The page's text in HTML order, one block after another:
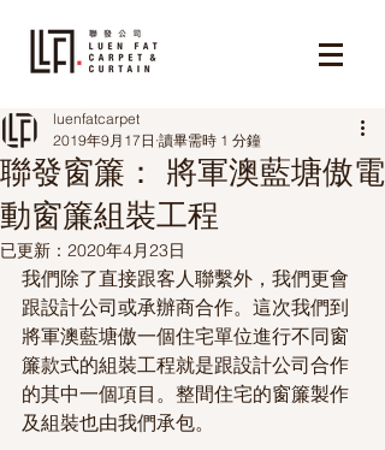
聯發窗簾： 將軍澳藍塘傲電
動窗簾組裝工程
luenfatcarpet
2019年9月17日 讀畢需時 1 分鐘
已更新： 2020年4月23日
我們除了直接跟客人聯繫外，我們更會
跟設計公司或承辦商合作。這次我們到
將軍澳藍塘傲一個住宅單位進行不同窗
簾款式的組裝工程就是跟設計公司合作
的其中一個項目。整間住宅的窗簾製作
及組裝也由我們承包。